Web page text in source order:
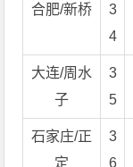
合肥/新桥
3
4
大连/周水
子
3
5
石家庄/正
定
3
6